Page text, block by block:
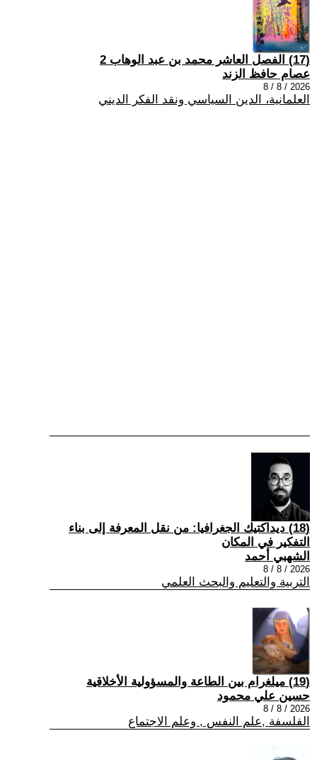
(17) الفصل العاشر محمد بن عبد الوهاب 2
عصام حافظ الزند
2026 / 8 / 8
العلمانية، الدين السياسي ونقد الفكر الديني
(18) ديداكتيك الجغرافيا: من نقل المعرفة إلى بناء
التفكير في المكان
الشهبي أحمد
2026 / 8 / 8
التربية والتعليم والبحث العلمي
(19) ميلغرام بين الطاعة والمسؤولية الأخلاقية
حسين علي محمود
2026 / 8 / 8
الفلسفة ,علم النفس , وعلم الاجتماع